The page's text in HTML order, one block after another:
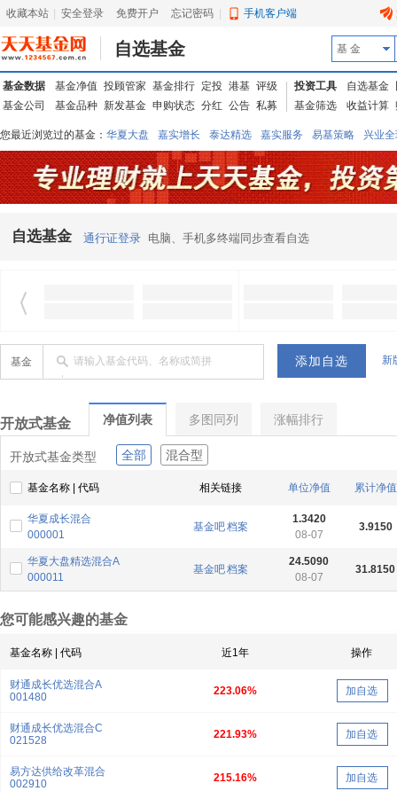
收藏本站 安全登录 免费开户 忘记密码 手机客户端
自选基金 基 金
基金数据 基金净值 投顾管家 基金排行 定投 港基 评级
基金公司
基金品种 新发基金 申购状态 分红 公告 私募
投资工具 自选基金
基金筛选
收益计算
您最近浏览过的基金： 华夏大盘 嘉实增长 泰达精选 嘉实服务 易基策略 兴业
信诚蓝筹 华夏优势 汇丰龙腾 华夏红利 易基中小盘 银华优质 中银中国 广发
东吴动力
自选基金 通行证登录 电脑、手机多终端同步查看自选
基金 请输入基金代码、名称或简拼 新
开放式基金 净值列表 多图同列 涨幅排行
开放式基金类型 全部 混合型
基金名称 | 代码 相关链接 单位净值 累计净值
华夏成长混合
000001
基金吧档案
1.3420
08-07
3.9150
华夏大盘精选混合A
000011
基金吧档案
24.5090
08-07
31.8150
您可能感兴趣的基金
基金名称 | 代码 近1年 操作
财通成长优选混合A
001480
223.06% 加自选
财通成长优选混合C
021528
221.93% 加自选
易方达供给改革混合
002910
215.16% 加自选